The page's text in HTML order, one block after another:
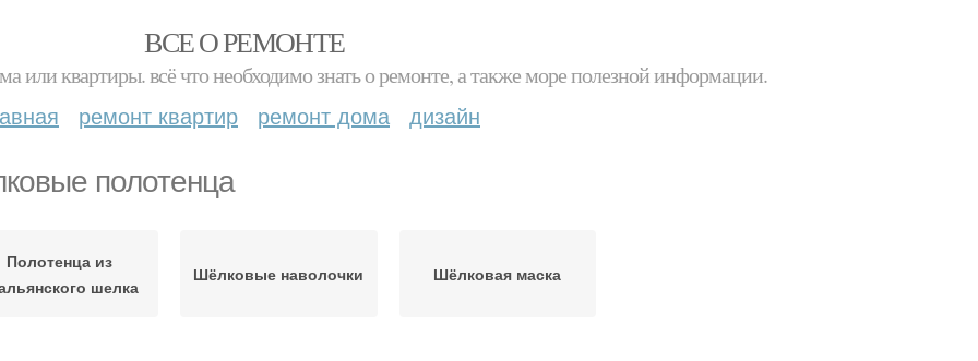
ВСЕ О РЕМОНТЕ
или квартиры. всё что необходимо знать о ремонте, а также море полезной информации.
ремонт квартир ремонт дома дизайн
полотенца
Полотенца из
шелка
Шёлковые наволочки Шёлковая маска